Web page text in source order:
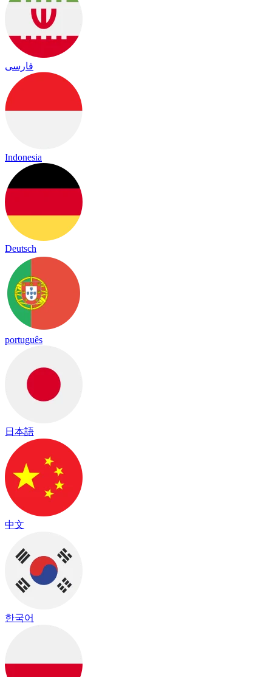
فارسی
Indonesia
Deutsch
português
日本語
中文
한국어